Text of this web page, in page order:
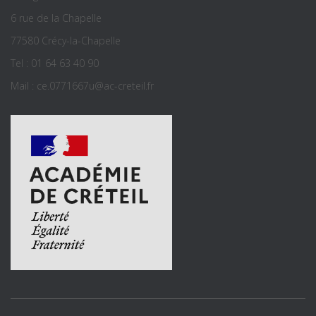
6 rue de la Chapelle
77580 Crécy-la-Chapelle
Tel : 01 64 63 40 90
Mail : ce.0771667u@ac-creteil.fr